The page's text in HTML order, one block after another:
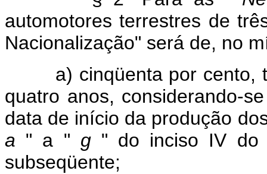
automotores terrestres de
Nacionalização" será de, no
a) cinqüenta por cento,
quatro anos, considerando-
data de início da produção
a " a " g" do inciso IV do
subseqüente;